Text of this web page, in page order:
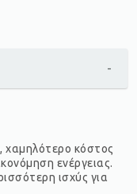
-
κόστος
ενέργειας.
ισχύς για